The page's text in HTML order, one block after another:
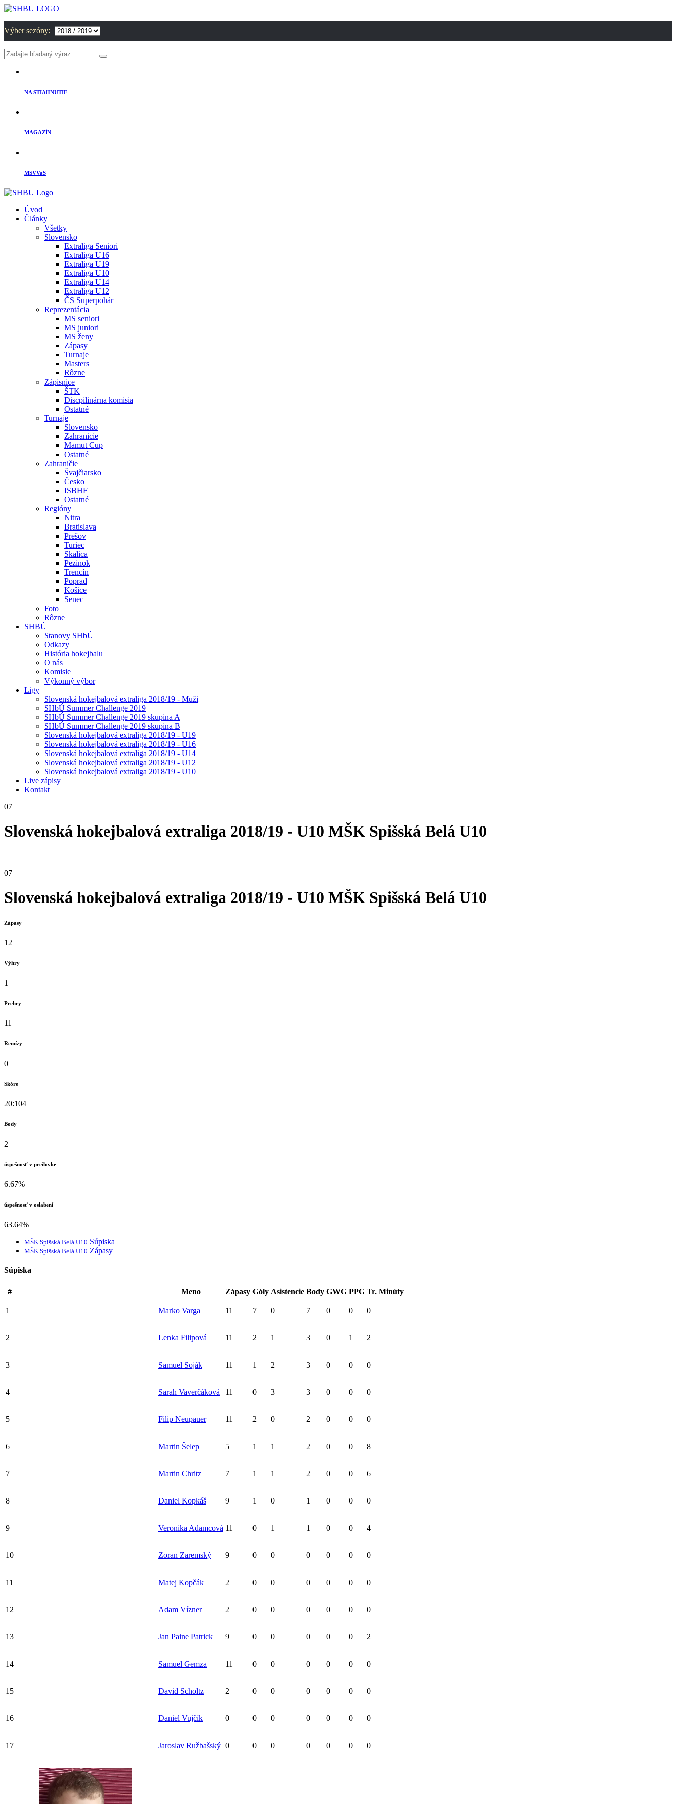
Výber sezóny:
NA STIAHNUTIE
MAGAZÍN
MSVVaS
Úvod
Články
Všetky
Slovensko
Extraliga Seniori
Extraliga U16
Extraliga U19
Extraliga U10
Extraliga U14
Extraliga U12
ČS Superpohár
Reprezentácia
MS seniori
MS juniori
MS ženy
Zápasy
Turnaje
Masters
Rôzne
Zápisnice
ŠTK
Discpilinárna komisia
Ostatné
Turnaje
Slovensko
Zahranicie
Mamut Cup
Ostatné
Zahraničie
Švajčiarsko
Česko
ISBHF
Ostatné
Regióny
Nitra
Bratislava
Prešov
Turiec
Skalica
Pezinok
Trencín
Poprad
Košice
Senec
Foto
Rôzne
SHBÚ
Stanovy SHbÚ
Odkazy
História hokejbalu
O nás
Komisie
Výkonný výbor
Ligy
Slovenská hokejbalová extraliga 2018/19 - Muži
SHbÚ Summer Challenge 2019
SHbÚ Summer Challenge 2019 skupina A
SHbÚ Summer Challenge 2019 skupina B
Slovenská hokejbalová extraliga 2018/19 - U19
Slovenská hokejbalová extraliga 2018/19 - U16
Slovenská hokejbalová extraliga 2018/19 - U14
Slovenská hokejbalová extraliga 2018/19 - U12
Slovenská hokejbalová extraliga 2018/19 - U10
Live zápisy
Kontakt
07
Slovenská hokejbalová extraliga 2018/19 - U10 MŠK Spišská Belá U10
07
Slovenská hokejbalová extraliga 2018/19 - U10 MŠK Spišská Belá U10
Zápasy
12
Výhry
1
Prehry
11
Remízy
0
Skóre
20:104
Body
2
úspešnosť v preilovke
6.67%
úspešnosť v oslabení
63.64%
MŠK Spišská Belá U10 Súpiska
MŠK Spišská Belá U10 Zápasy
Súpiska
# Meno Zápasy Góly Asistencie Body GWG PPG Tr. Minúty
1 Marko Varga 11 7 0 7 0 0 0
2 Lenka Filipová 11 2 1 3 0 1 2
3 Samuel Soják 11 1 2 3 0 0 0
4 Sarah Vaverčáková 11 0 3 3 0 0 0
5 Filip Neupauer 11 2 0 2 0 0 0
6 Martin Šelep 5 1 1 2 0 0 8
7 Martin Chritz 7 1 1 2 0 0 6
8 Daniel Kopkáš 9 1 0 1 0 0 0
9 Veronika Adamcová 11 0 1 1 0 0 4
10 Zoran Zaremský 9 0 0 0 0 0 0
11 Matej Kopčák 2 0 0 0 0 0 0
12 Adam Vízner 2 0 0 0 0 0 0
13 Jan Paine Patrick 9 0 0 0 0 0 2
14 Samuel Gemza 11 0 0 0 0 0 0
15 David Scholtz 2 0 0 0 0 0 0
16 Daniel Vujčík 0 0 0 0 0 0 0
17 Jaroslav Ružbašský 0 0 0 0 0 0 0